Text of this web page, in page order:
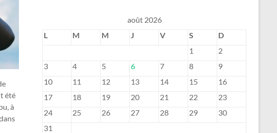
été
à
août 2026
L
M M J V S
D
1
2
3
4 5 6 7 8
9
10
11 12 13 14 15
16
17
18 19 20 21 22
23
24
25 26 27 28 29
30
31